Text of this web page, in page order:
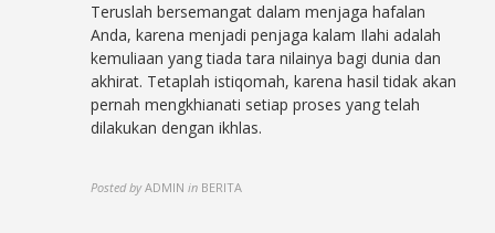
Teruslah bersemangat dalam menjaga hafalan
Anda, karena menjadi penjaga kalam Ilahi adalah
kemuliaan yang tiada tara nilainya bagi dunia dan
akhirat. Tetaplah istiqomah, karena hasil tidak akan
pernah mengkhianati setiap proses yang telah
dilakukan dengan ikhlas.
Posted by ADMIN in BERITA